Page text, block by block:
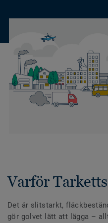
Varför
Det är slitstarkt,
gör golvet lätt att lägga –